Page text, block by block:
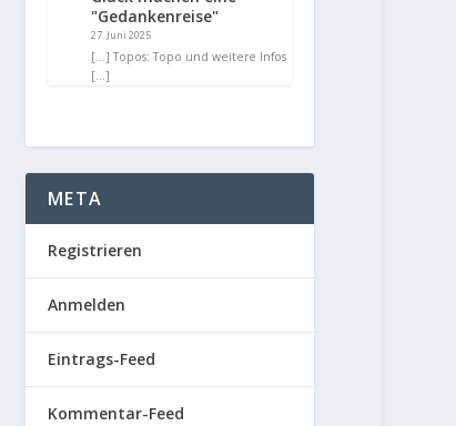
"Gedankenreise"
27. Juni 2025
[…] Topos: Topo und weitere Infos
[…]
META
Registrieren
Anmelden
Eintrags-Feed
Kommentar-Feed